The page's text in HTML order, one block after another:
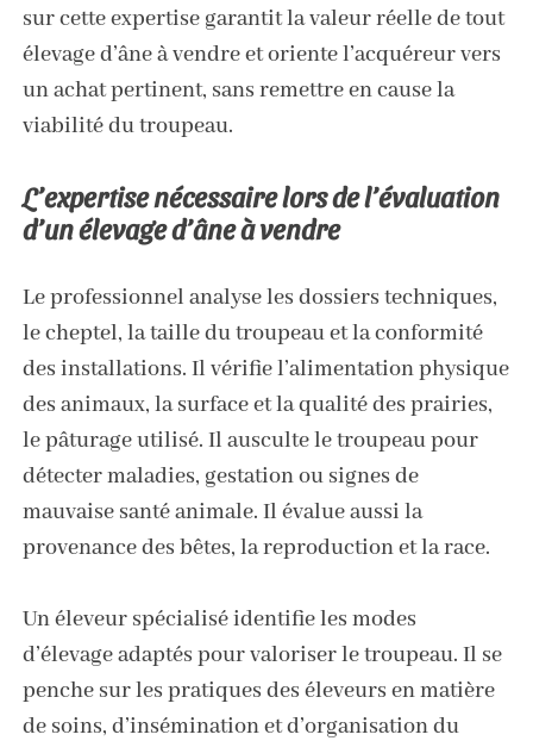
sur cette expertise garantit la valeur réelle de tout
élevage d’âne à vendre et oriente l’acquéreur vers
un achat pertinent, sans remettre en cause la
viabilité du troupeau.
L’expertise nécessaire lors de l’évaluation
d’un élevage d’âne à vendre
Le professionnel analyse les dossiers techniques,
le cheptel, la taille du troupeau et la conformité
des installations. Il vérifie l’alimentation physique
des animaux, la surface et la qualité des prairies,
le pâturage utilisé. Il ausculte le troupeau pour
détecter maladies, gestation ou signes de
mauvaise santé animale. Il évalue aussi la
provenance des bêtes, la reproduction et la race.
Un éleveur spécialisé identifie les modes
d’élevage adaptés pour valoriser le troupeau. Il se
penche sur les pratiques des éleveurs en matière
de soins, d’insémination et d’organisation du